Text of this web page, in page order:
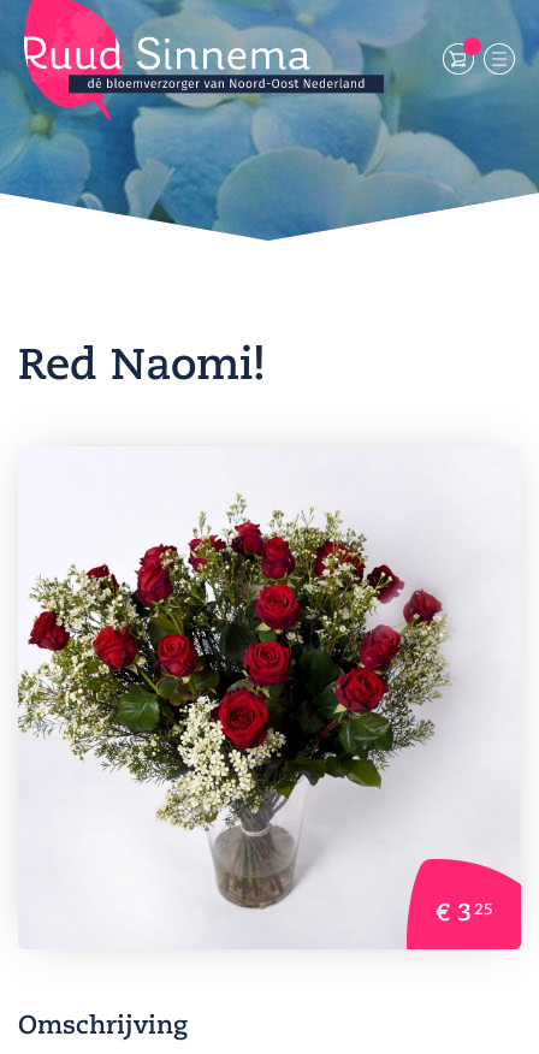
Red Naomi!
€ 325
Omschrijving